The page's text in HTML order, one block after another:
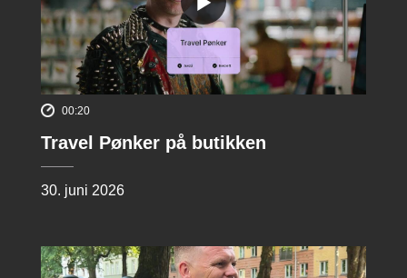
00:20
Travel Pønker på butikken
30. juni 2026